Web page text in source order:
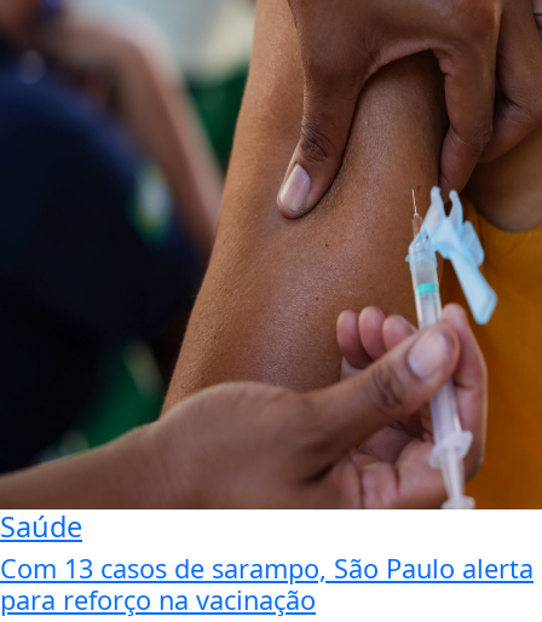
Saúde
Com 13 casos de sarampo, São Paulo alerta
para reforço na vacinação